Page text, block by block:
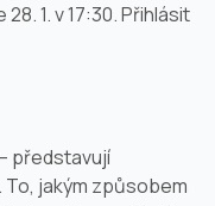
1. v 17:30. Přihlásit
představují
jakým způsobem